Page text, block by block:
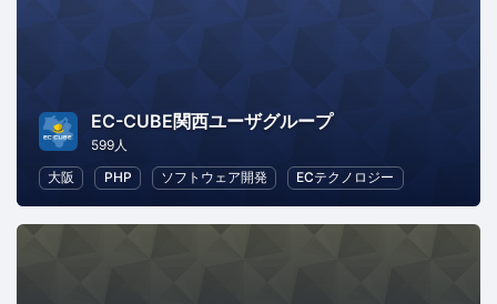
EC-CUBE関西ユーザグループ
599人
大阪
PHP ソフトウェア開発 ECテクノロジー